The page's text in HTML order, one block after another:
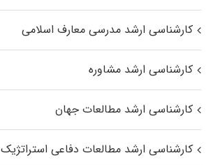
کارشناسی ارشد مدرسی معارف اسلامی
کارشناسی ارشد مشاوره
کارشناسی ارشد مطالعات جهان
کارشناسی ارشد مطالعات دفاعی استراتژیک